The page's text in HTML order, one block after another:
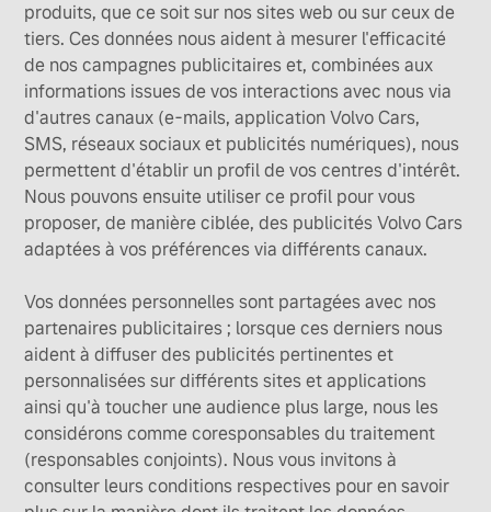
produits, que ce soit sur nos sites web ou sur ceux de
tiers. Ces données nous aident à mesurer l'efficacité
de nos campagnes publicitaires et, combinées aux
informations issues de vos interactions avec nous via
d'autres canaux (e-mails, application Volvo Cars,
SMS, réseaux sociaux et publicités numériques), nous
permettent d'établir un profil de vos centres d'intérêt.
Nous pouvons ensuite utiliser ce profil pour vous
proposer, de manière ciblée, des publicités Volvo Cars
adaptées à vos préférences via différents canaux.
Vos données personnelles sont partagées avec nos
partenaires publicitaires ; lorsque ces derniers nous
aident à diffuser des publicités pertinentes et
personnalisées sur différents sites et applications
ainsi qu'à toucher une audience plus large, nous les
considérons comme coresponsables du traitement
(responsables conjoints). Nous vous invitons à
consulter leurs conditions respectives pour en savoir